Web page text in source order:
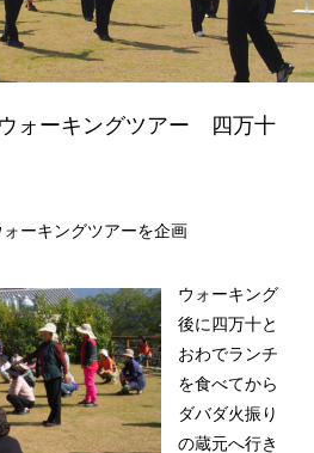
股関節痛/変
アス
ウエルネス整体院の新
ロナウイルス感染対策
して
ォーキングツアー 四万十
ーキングツアーを企画
ウォーキング
後に四万十と
おわでランチ
を食べてから
ダバダ火振り
の蔵元へ行き